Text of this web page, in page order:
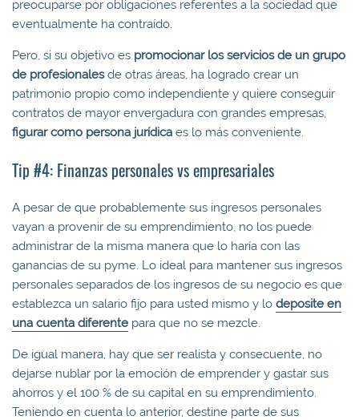
preocuparse por obligaciones referentes a la sociedad que
eventualmente ha contraído.
Pero, si su objetivo es promocionar los servicios de un grupo
de profesionalesde otras áreas, ha logrado crear un
patrimonio propio como independiente y quiere conseguir
contratos de mayor envergadura con grandes empresas,
figurar como persona jurídica es lo más conveniente.
Tip #4: Finanzas personales vs empresariales
A pesar de que probablemente sus ingresos personales
vayan a provenir de su emprendimiento, no los puede
administrar de la misma manera que lo haría con las
ganancias de su pyme. Lo ideal para mantener sus ingresos
personales separados de los ingresos de su negocio es que
establezca un salario fijo para usted mismo y lo deposite en
una cuenta diferente para que no se mezcle.
De igual manera, hay que ser realista y consecuente, no
dejarse nublar por la emoción de emprender y gastar sus
ahorros y el 100 % de su capital en su emprendimiento.
Teniendo en cuenta lo anterior, destine parte de sus